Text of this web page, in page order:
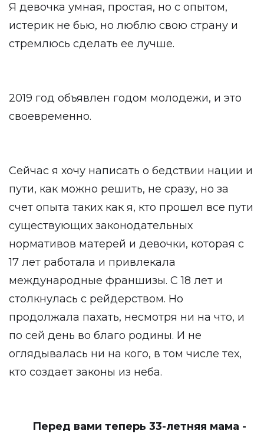
Я девочка умная, простая, но с опытом,
истерик не бью, но люблю свою страну и
стремлюсь сделать ее лучше.
2019 год объявлен годом молодежи, и это
своевременно.
Сейчас я хочу написать о бедствии нации и
пути, как можно решить, не сразу, но за
счет опыта таких как я, кто прошел все пути
существующих законодательных
нормативов матерей и девочки, которая с
17 лет работала и привлекала
международные франшизы. С 18 лет и
столкнулась с рейдерством. Но
продолжала пахать, несмотря ни на что, и
по сей день во благо родины. И не
оглядывалась ни на кого, в том числе тех,
кто создает законы из неба.
Перед вами теперь 33-летняя мама -